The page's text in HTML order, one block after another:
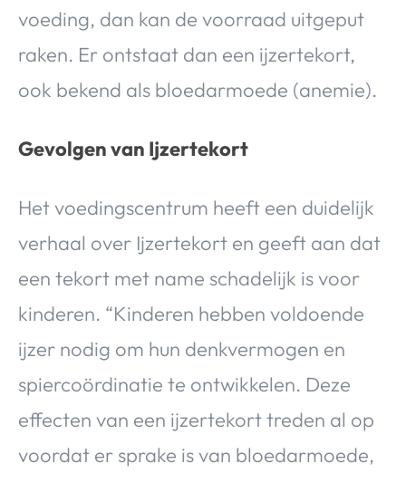
voeding, dan kan de voorraad uitgeput
raken. Er ontstaat dan een ijzertekort,
ook bekend als bloedarmoede (anemie).
Gevolgen van Ijzertekort
Het voedingscentrum heeft een duidelijk
verhaal over Ijzertekort en geeft aan dat
een tekort met name schadelijk is voor
kinderen. “Kinderen hebben voldoende
ijzer nodig om hun denkvermogen en
spiercoördinatie te ontwikkelen. Deze
effecten van een ijzertekort treden al op
voordat er sprake is van bloedarmoede,